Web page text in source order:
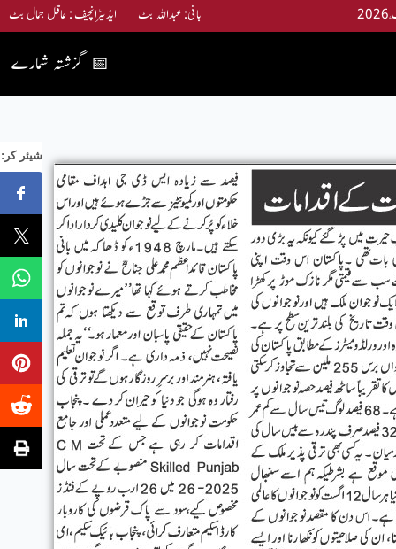
بانی: عبداللہ بٹ ایڈیٹرانچیف : عاقل جمال بٹ
گزشتہ شمارے 📅
:شیئر کر